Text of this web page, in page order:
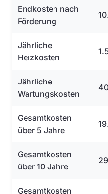
Endkosten nach
Förderung
Jährliche
Heizkosten
Jährliche
Wartungskosten
Gesamtkosten
über 5 Jahre
Gesamtkosten
über 10 Jahre
Gesamtkosten